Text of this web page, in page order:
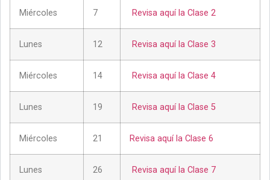
Miércoles 7 Revisa aquí la Clase 2
Lunes 12 Revisa aquí la Clase 3
Miércoles 14 Revisa aquí la Clase 4
Lunes 19 Revisa aquí la Clase 5
Miércoles 21 Revisa aquí la Clase 6
Lunes 26 Revisa aquí la Clase 7